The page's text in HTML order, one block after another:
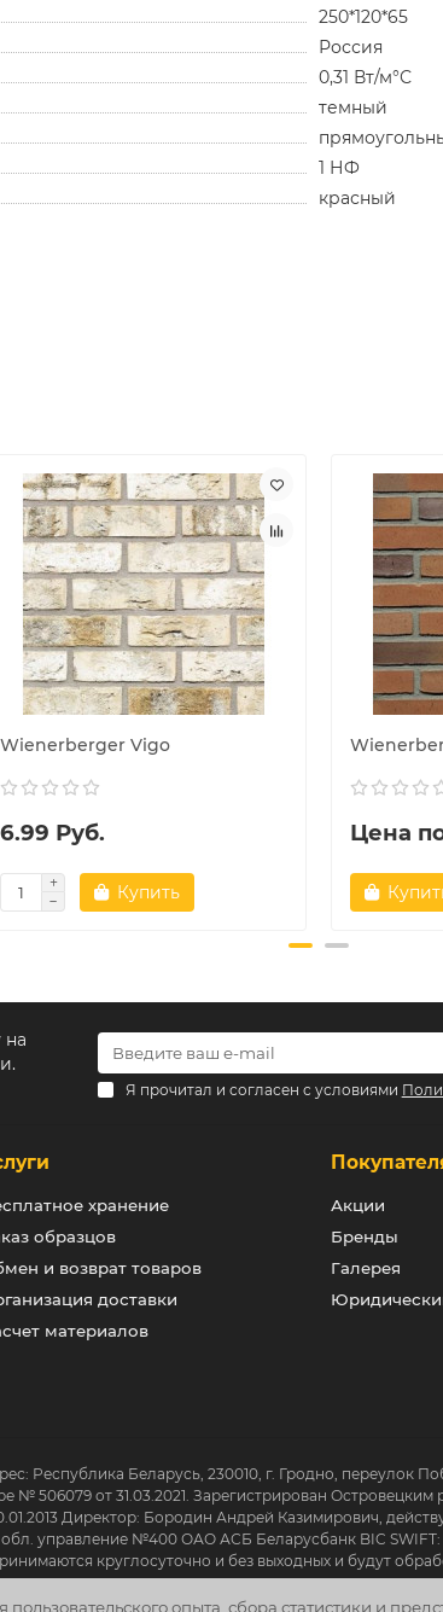
250*120*65
Россия
0,31 Вт/м°С
темный
1 НФ
красный
Wienerberger Vigo
6.99 Руб.
Купить
Цена
опыта, сбора статистики и
на
Я прочитал и согласен с условиями
хранение
образцов
и возврат товаров
доставки
материалов
Акции
Бренды
Галерея
Республика Беларусь, 230010, г. Гродно, переулок
№ 506079 от 31.03.2021. Зарегистрирован
Директор: Бородин Андрей Казимирович,
управление №400 ОАО АСБ Беларусбанк BIC
круглосуточно и без выходных и будут